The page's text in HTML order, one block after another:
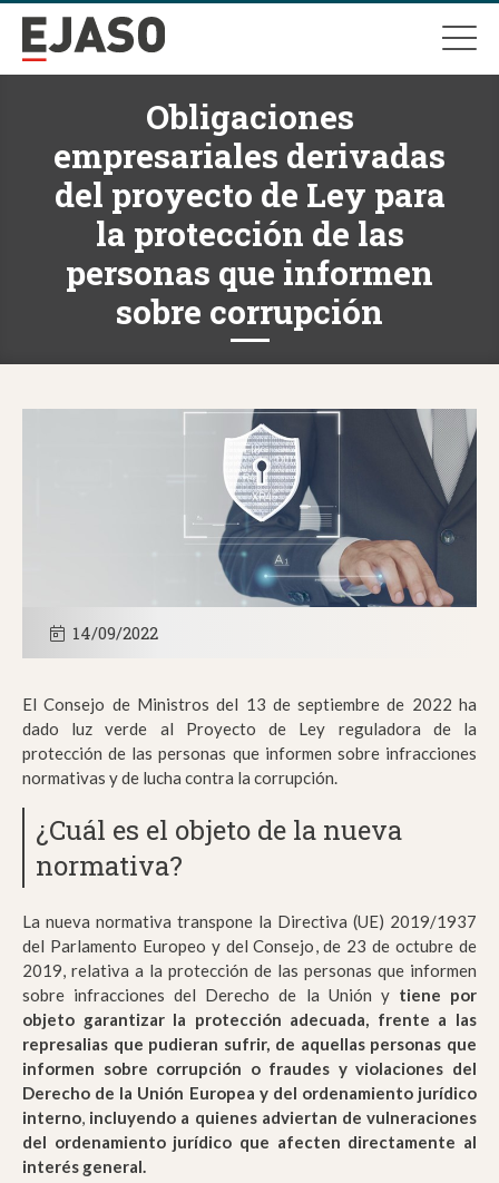
Obligaciones
empresariales derivadas
del proyecto de Ley para
la protección de las
personas que informen
sobre corrupción
14/09/2022
El Consejo de Ministros del 13 de septiembre de 2022 ha
dado luz verde al Proyecto de Ley reguladora de la
protección de las personas que informen sobre infracciones
normativas y de lucha contra la corrupción.
¿Cuál es el objeto de la nueva
normativa?
La nueva normativa transpone la Directiva (UE) 2019/1937
del Parlamento Europeo y del Consejo, de 23 de octubre de
2019, relativa a la protección de las personas que informen
sobre infracciones del Derecho de la Unión y tiene por
objeto garantizar la protección adecuada, frente a las
represalias que pudieran sufrir, de aquellas personas que
informen sobre corrupción o fraudes y violaciones del
Derecho de la Unión Europea y del ordenamiento jurídico
interno, incluyendo a quienes adviertan de vulneraciones
del ordenamiento jurídico que afecten directamente al
interés general.